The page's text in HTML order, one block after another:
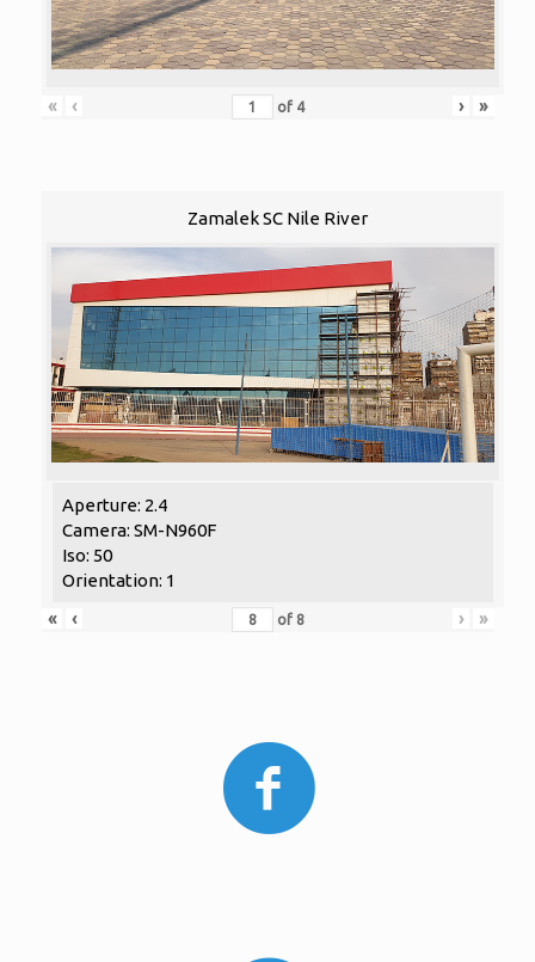
« ‹ of 4 › »
Zamalek SC Nile River
Aperture: 2.4
Camera: SM-N960F
Iso: 50
Orientation: 1
«
‹ of 8 › »